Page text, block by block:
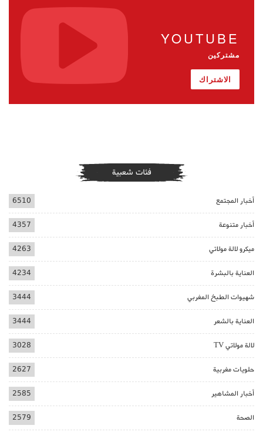
YOUTUBE
مشتركين
الاشتراك
فئات شعبية
أخبار المجتمع 6510
أخبار متنوعة 4357
ميكرو لالة مولاتي 4263
العناية بالبشرة 4234
شهيوات الطبخ المغربي 3444
العناية بالشعر 3444
لالة مولاتي TV 3028
حلويات مغربية 2627
أخبار المشاهير 2585
الصحة 2579